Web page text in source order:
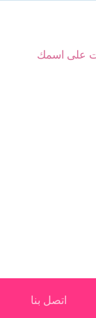
على اسمك
اتصل بنا